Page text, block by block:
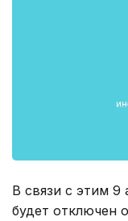
В связи с этим 9
будет отключен